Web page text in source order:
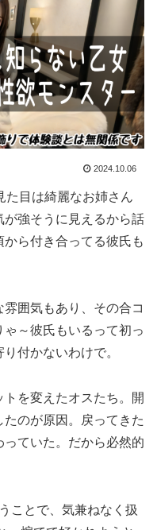
2024.10.06
た目は綺麗なお姉さん
が強そうに見えるから話
ら付き合ってる彼氏も
囲気もあり、その合コ
～彼氏もいるって初っ
付かないわけで。
を変えたオスたち。開
のが原因。戻ってきた
ていた。だから必然的
ことで、気兼ねなく扱